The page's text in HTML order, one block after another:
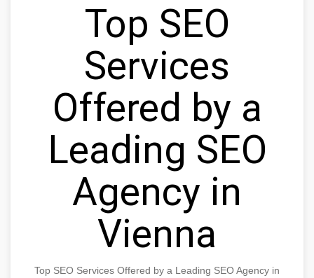
Top SEO
Services
Offered by a
Leading SEO
Agency in
Vienna
Top SEO Services Offered by a Leading SEO Agency in